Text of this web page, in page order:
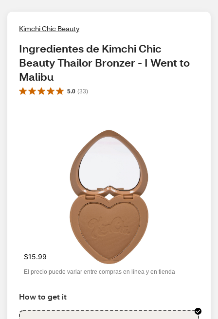
Kimchi Chic Beauty
Ingredientes de Kimchi Chic
Beauty Thailor Bronzer - I Went to
Malibu
5.0 (33)
$15.99
El precio puede variar entre compras en línea y en tienda
How to get it